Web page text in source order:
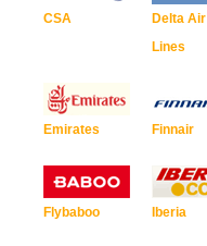
CSA
Delta Air
Lines
Emirates Finnair
Flybaboo Iberia